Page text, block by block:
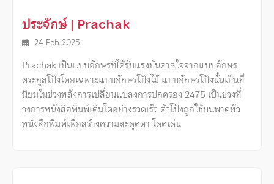
ประจักษ์ | Prachak
24 Feb 2025
Prachak เป็นแบบอักษรที่ได้รับแรงบันดาลใจจากแบบอักษร
ตระกูลโป้งโดยเฉพาะแบบอักษรโป้งไม้ แบบอักษรโป้งนั้นเป็นที่
นิยมในช่วงหลังการเปลี่ยนแปลงการปกครอง 2475 เป็นช่วงที่
วงการหนังสือพิมพ์เติมโตอย่างรวดเร็ว ตัวโป้งถูกใช้บนพาดหัว
หนังสือพิมพ์เพื่อสร้างความสะดุดตา โดดเด่น